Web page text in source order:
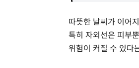
따뜻한 날씨가 이어
특히 자외선은 피부
위험이 커질 수 있다